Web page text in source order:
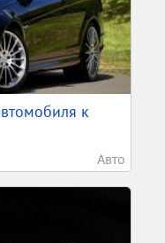
к
Авто